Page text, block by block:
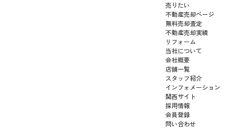
売りたい
不動産売却ページ
無料売却査定
不動産売却実績
リフォーム
当社について
会社概要
店舗一覧
スタッフ紹介
インフォメーション
関西サイト
採用情報
会員登録
問い合わせ